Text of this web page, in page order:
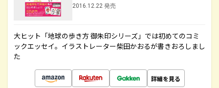
2016.12.22 発売
大ヒット「地球の歩き方 御朱印シリーズ」では初めてのコミ
ックエッセイ。イラストレーター柴田かおるが書きおろしまし
た
詳細を見る